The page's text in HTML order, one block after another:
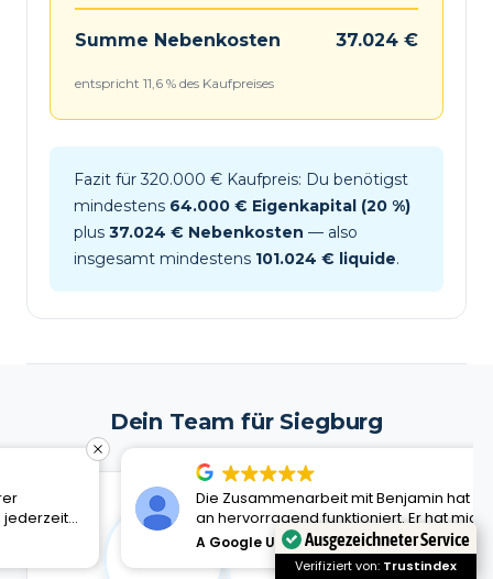
Summe Nebenkosten 37.024 €
entspricht 11,6 % des Kaufpreises
Fazit für 320.000 € Kaufpreis: Du benötigst
mindestens 64.000 € Eigenkapital (20 %)
plus 37.024 € Nebenkosten — also
insgesamt mindestens 101.024 € liquide.
Dein Team für Siegburg
Die Zusammenarbeit mit Benjamin hat von Anfang
an hervorragend funktioniert. Er hat mich während
des gesamten Finanzierungsprozesses
kompetent, zuverlässig und persönlich begleitet.
27 Juli 2026 Ausgezeichneter Service
Verifiziert von: Trustindex